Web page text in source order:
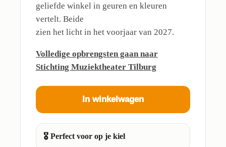
geliefde winkel in geuren en kleuren
vertelt. Beide
zien het licht in het voorjaar van 2027.
Volledige opbrengsten gaan naar
Stichting Muziektheater Tilburg
In winkelwagen
🎖️ Perfect voor op je kiel